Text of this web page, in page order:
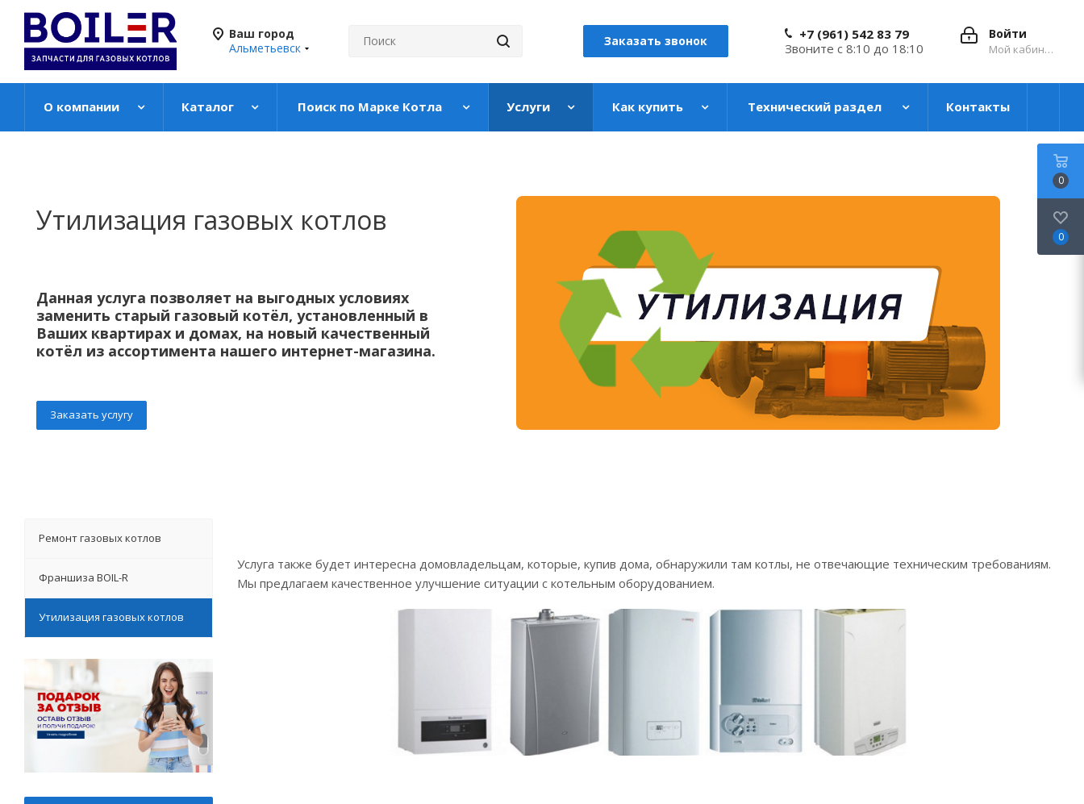
Ваш город
Альметьевск
Заказать звонок Войти
Мой кабинет
+7 (961) 542 83 79
Звоните с 8:10 до 18:10
О компании Каталог Поиск по Марке Котла Услуги Как купить Технический раздел Контакты
Утилизация газовых котлов
Данная услуга позволяет на выгодных условиях
заменить старый газовый котёл, установленный в
Ваших квартирах и домах, на новый качественный
котёл из ассортимента нашего интернет-магазина.
Заказать услугу
Услуга также будет интересна домовладельцам, которые, купив дома, обнаружили там котлы, не отвечающие техническим требованиям.
Мы предлагаем качественное улучшение ситуации с котельным оборудованием.
Ремонт газовых котлов
Франшиза BOIL-R
Утилизация газовых котлов
0
0